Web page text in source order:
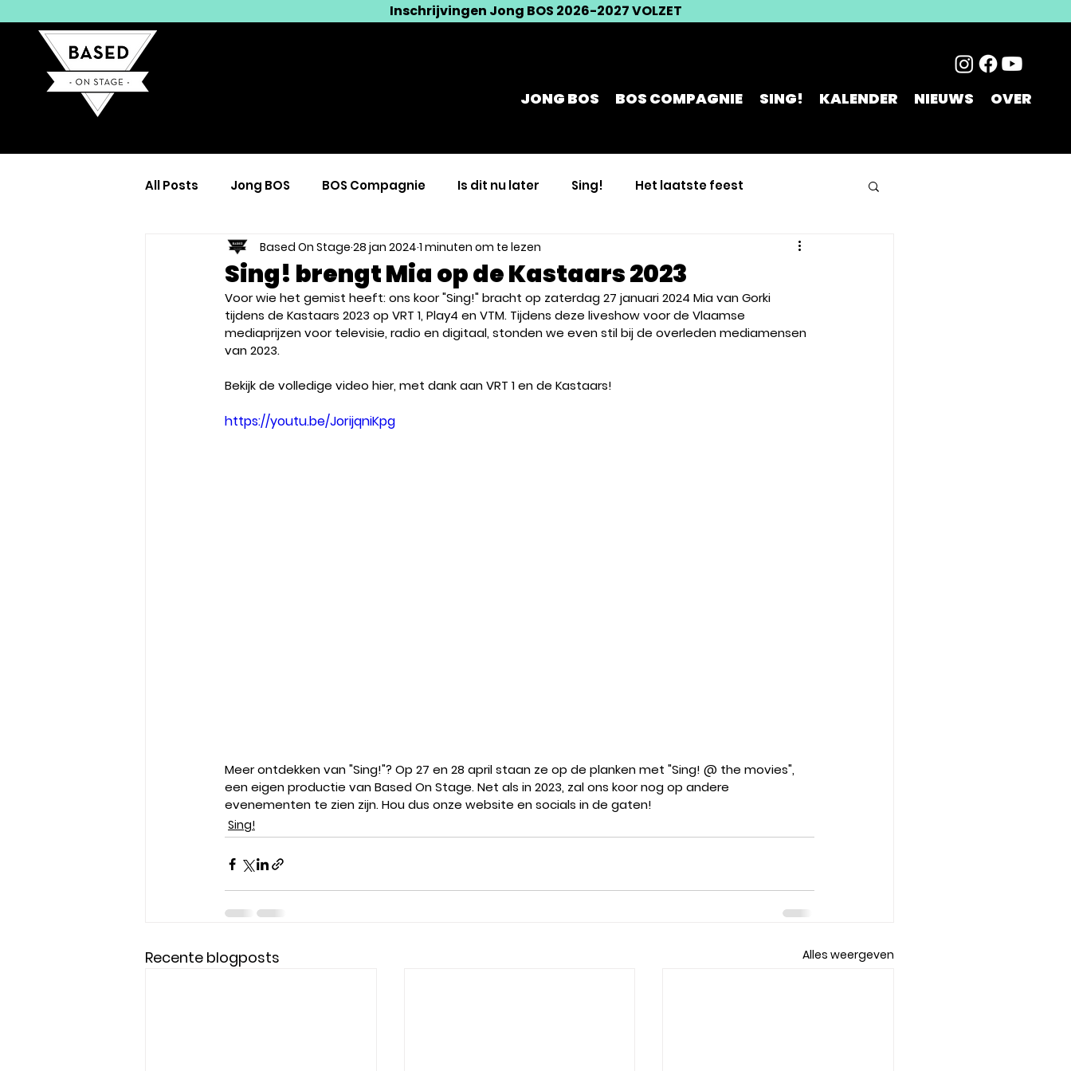
JONG BOS BOS COMPAGNIE SING! KALENDER NIEUWS OVER
Inschrijvingen Jong BOS 2026-2027 VOLZET
All Posts Jong BOS BOS Compagnie Is dit nu later Sing! Het laatste feest
Tot de dood... Algemeen Taille Unique Breekpunt
Sing! brengt Mia op de Kastaars 2023
Based On Stage 28 jan 2024 1 minuten om te lezen
Voor wie het gemist heeft: ons koor "Sing!" bracht op zaterdag 27 januari 2024 Mia van Gorki
tijdens de Kastaars 2023 op VRT 1, Play4 en VTM. Tijdens deze liveshow voor de Vlaamse
mediaprijzen voor televisie, radio en digitaal, stonden we even stil bij de overleden mediamensen
van 2023.
Bekijk de volledige video hier, met dank aan VRT 1 en de Kastaars!
https://youtu.be/JorijqniKpg
Meer ontdekken van "Sing!"? Op 27 en 28 april staan ze op de planken met "Sing! @ the movies",
een eigen productie van Based On Stage. Net als in 2023, zal ons koor nog op andere
evenementen te zien zijn. Hou dus onze website en socials in de gaten!
Sing!
Recente blogposts Alles weergeven